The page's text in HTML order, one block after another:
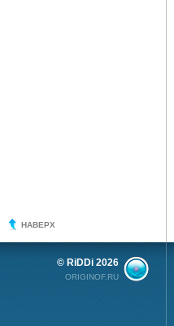
НАВЕРХ
© RiDDi 2026
ORIGINOF.RU